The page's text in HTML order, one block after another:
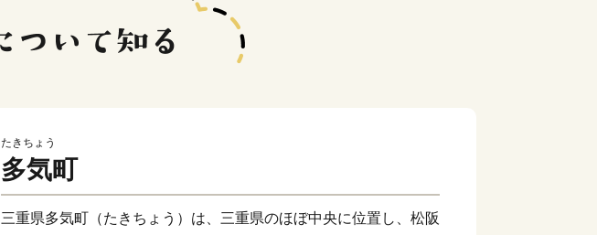
たきちょう
多気町
三重県多気町（たきちょう）は、三重県のほぼ中央に位置し、松阪